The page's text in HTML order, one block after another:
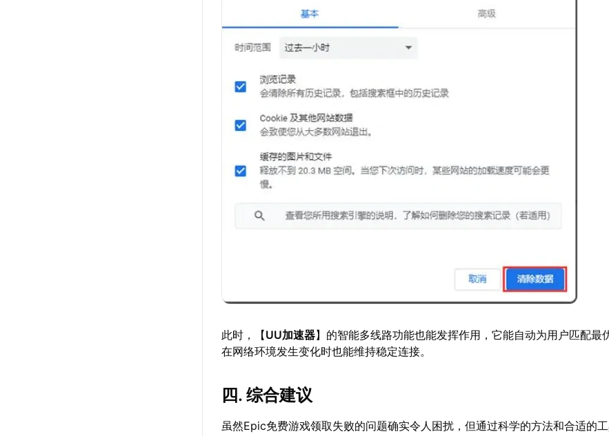
此时，【UU加速器】的智能多线路功能也能发挥作用，它能自动为用户匹配最
在网络环境发生变化时也能维持稳定连接。
四. 综合建议
虽然Epic免费游戏领取失败的问题确实令人困扰，但通过科学的方法和合适的